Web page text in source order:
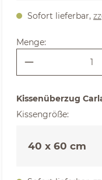
Sofort lieferbar,
Menge:
Kissenüberzug
Kissengröße: